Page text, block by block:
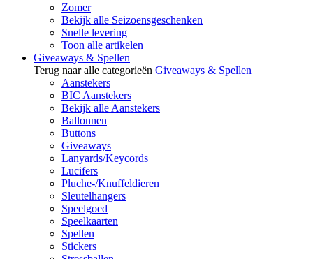
Zomer
Bekijk alle Seizoensgeschenken
Snelle levering
Toon alle artikelen
Giveaways & Spellen
Terug naar alle categorieën Giveaways & Spellen
Aanstekers
BIC Aanstekers
Bekijk alle Aanstekers
Ballonnen
Buttons
Giveaways
Lanyards/Keycords
Lucifers
Pluche-/Knuffeldieren
Sleutelhangers
Speelgoed
Speelkaarten
Spellen
Stickers